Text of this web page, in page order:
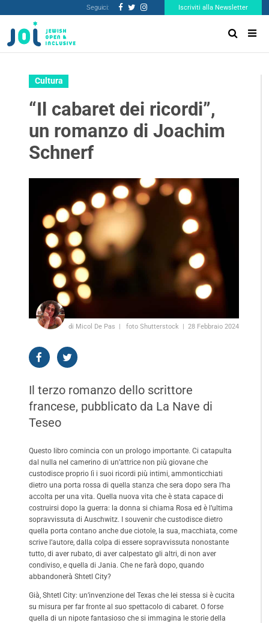
Seguici: Iscriviti alla Newsletter
Cultura
“Il cabaret dei ricordi”,
un romanzo di Joachim
Schnerf
di Micol De Pas foto Shutterstock 28 Febbraio 2024
Il terzo romanzo dello scrittore
francese, pubblicato da La Nave di
Teseo
Questo libro comincia con un prologo importante. Ci catapulta
dal nulla nel camerino di un’attrice non più giovane che
custodisce proprio lì i suoi ricordi più intimi, ammonticchiati
dietro una porta rossa di quella stanza che sera dopo sera l’ha
accolta per una vita. Quella nuova vita che è stata capace di
costruirsi dopo la guerra: la donna si chiama Rosa ed è l’ultima
sopravvissuta di Auschwitz. I souvenir che custodisce dietro
quella porta contano anche due ciotole, la sua, macchiata, come
scrive l’autore, dalla colpa di essere sopravvissuta nonostante
tutto, di aver rubato, di aver calpestato gli altri, di non aver
condiviso, e quella di Jania. Che ne farà dopo, quando
abbandonerà Shtetl City?
Già, Shtetl City: un’invenzione del Texas che lei stessa si è cucita
su misura per far fronte al suo spettacolo di cabaret. O forse
quella di un nipote fantasioso che si immagina le storie della